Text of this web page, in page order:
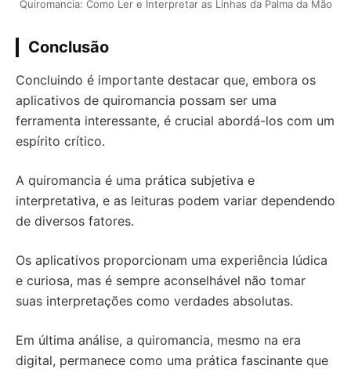
Quiromancia: Como Ler e Interpretar as Linhas da Palma da Mão
Conclusão
Concluindo é importante destacar que, embora os
aplicativos de quiromancia possam ser uma
ferramenta interessante, é crucial abordá-los com um
espírito crítico.
A quiromancia é uma prática subjetiva e
interpretativa, e as leituras podem variar dependendo
de diversos fatores.
Os aplicativos proporcionam uma experiência lúdica
e curiosa, mas é sempre aconselhável não tomar
suas interpretações como verdades absolutas.
Em última análise, a quiromancia, mesmo na era
digital, permanece como uma prática fascinante que